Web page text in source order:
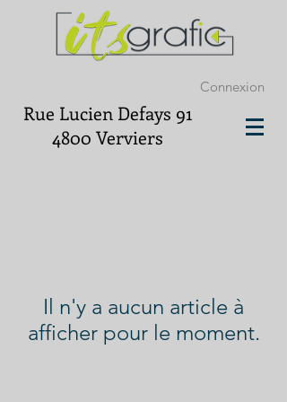
Rue Lucien Defays 91
4800 Verviers
Connexion
Il n'y a aucun article à
afficher pour le moment.